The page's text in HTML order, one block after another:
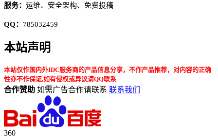
服务： 运维、安全架构、免费投稿
QQ： 785032459
本站声明
本站仅作国内外IDC服务商的产品信息分享，不作产品推荐，对内容的正确
性亦不作保证,如有侵权或异议请QQ联系
合作赞助 如需广告合作请联系 联系我们
360